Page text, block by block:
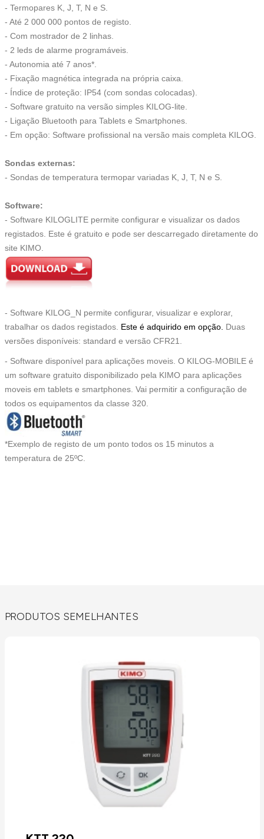
- Termopares K, J, T, N e S.
- Até 2 000 000 pontos de registo.
- Com mostrador de 2 linhas.
- 2 leds de alarme programáveis.
- Autonomia até 7 anos*.
- Fixação magnética integrada na própria caixa.
- Índice de proteção: IP54 (com sondas colocadas).
- Software gratuito na versão simples KILOG-lite.
- Ligação Bluetooth para Tablets e Smartphones.
- Em opção: Software profissional na versão mais completa KILOG.
Sondas externas:
- Sondas de temperatura termopar variadas K, J, T, N e S.
Software:
- Software KILOGLITE permite configurar e visualizar os dados
registados. Este é gratuito e pode ser descarregado diretamente do
site KIMO.
- Software KILOG_N permite configurar, visualizar e explorar,
trabalhar os dados registados. Este é adquirido em opção. Duas
versões disponíveis: standard e versão CFR21.
- Software disponível para aplicações moveis. O KILOG-MOBILE é
um software gratuito disponibilizado pela KIMO para aplicações
moveis em tablets e smartphones. Vai permitir a configuração de
todos os equipamentos da classe 320.
*Exemplo de registo de um ponto todos os 15 minutos a
temperatura de 25ºC.
PRODUTOS SEMELHANTES